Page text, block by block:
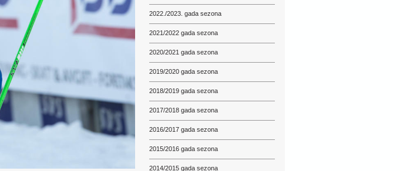
2022./2023. gada sezona
2021/2022 gada sezona
2020/2021 gada sezona
2019/2020 gada sezona
2018/2019 gada sezona
2017/2018 gada sezona
2016/2017 gada sezona
2015/2016 gada sezona
2014/2015 gada sezona